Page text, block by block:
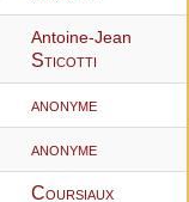
Antoine-Jean
Sticotti
anonyme
anonyme
Coursiaux